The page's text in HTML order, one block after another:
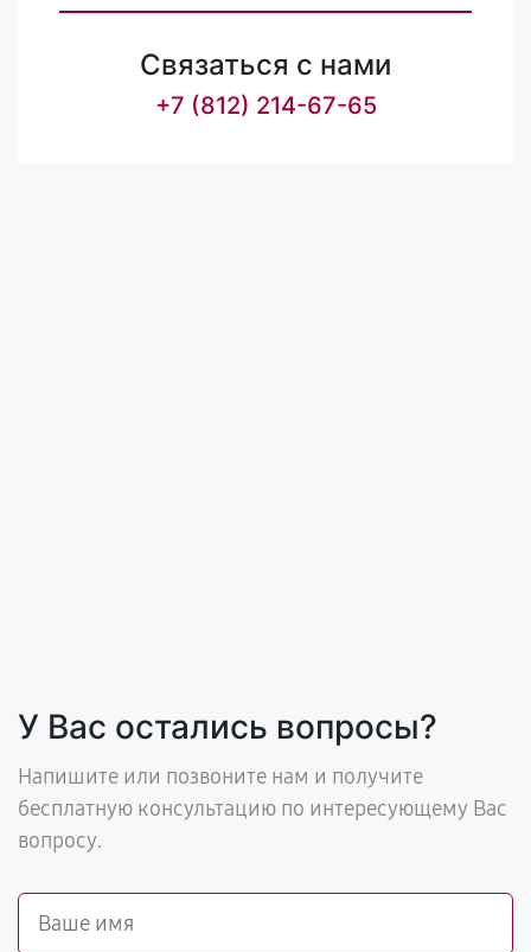
Связаться с нами
+7 (812) 214-67-65
У Вас остались вопросы?
Напишите или позвоните нам и получите
бесплатную консультацию по интересующему Вас
вопросу.